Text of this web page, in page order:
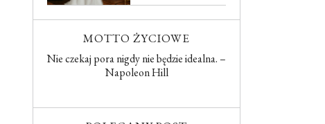
MOTTO ŻYCIOWE
Nie czekaj pora nigdy nie będzie idealna. –
Napoleon Hill